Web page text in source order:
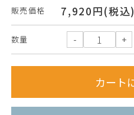
販売価格 7,920円(税込)
数量